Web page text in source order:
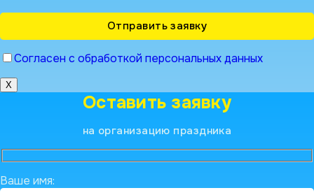
Согласен с обработкой персональных данных
X
Оставить заявку
на организацию праздника
Ваше имя: